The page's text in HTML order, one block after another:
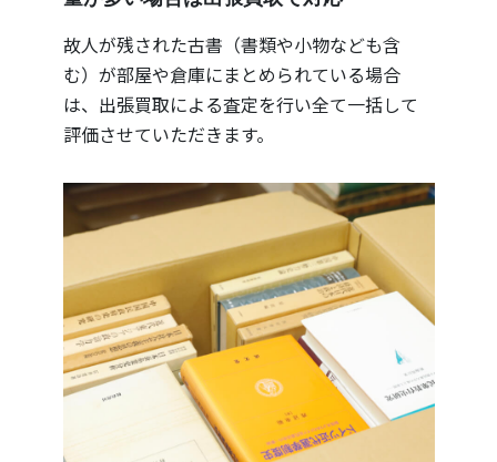
故人が残された古書（書類や小物なども含
む）が部屋や倉庫にまとめられている場合
は、出張買取による査定を行い全て一括して
評価させていただきます。